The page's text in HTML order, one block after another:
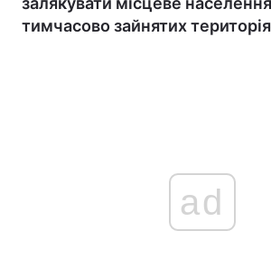
тимчасово зайнятих
ad